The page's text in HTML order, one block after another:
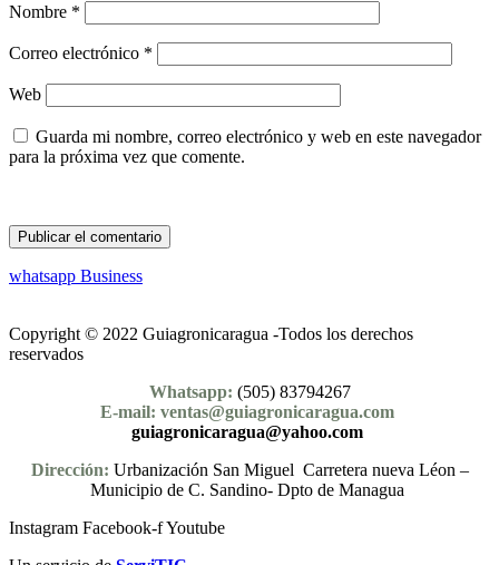
Nombre *
Correo electrónico *
Web
Guarda mi nombre, correo electrónico y web en este navegador
para la próxima vez que comente.
whatsapp Business
Copyright © 2022 Guiagronicaragua -Todos los derechos
reservados
Whatsapp: (505) 83794267
E-mail: ventas@guiagronicaragua.com
guiagronicaragua@yahoo.com
Dirección: Urbanización San Miguel Carretera nueva Léon –
Municipio de C. Sandino- Dpto de Managua
Instagram Facebook-fYoutube